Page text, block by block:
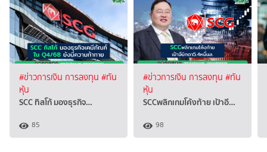
#ข่าวการเงิน การลงทุน #ทัน
หุ้น
SCC ทิสโก้ มองธุรกิจ…
85
#ข่าวการเงิน การลงทุน #ทัน
หุ้น
SCCพลิกเกมโค้งท้าย เป้าอี…
98